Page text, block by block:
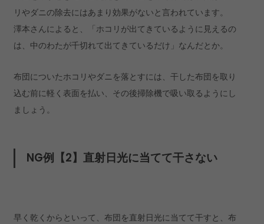
リやダニの除去にはあまり効果がないと言われています。
澤本さんによると、「ホコリが出てきているように見えるの
は、中のわたが千切れて出てきているだけ」なんだとか。
布団についたホコリやダニを落とすには、干した布団を取り
込む前に軽く表面を払い、その後掃除機で吸い取るようにし
ましょう。
NG例【2】直射日光に当てて干さない
早く乾くからといって、布団を直射日光に当てて干すと、布